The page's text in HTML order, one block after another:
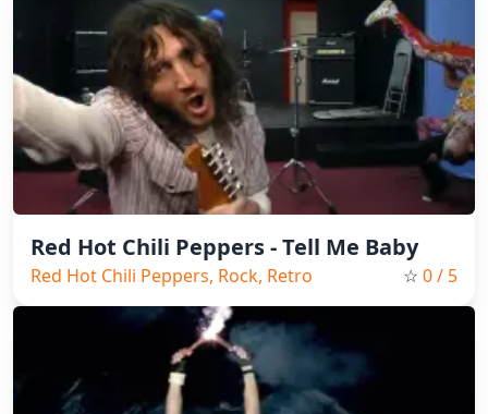
Red Hot Chili Peppers - Tell Me Baby
Red Hot Chili Peppers, Rock, Retro ☆ 0/ 5